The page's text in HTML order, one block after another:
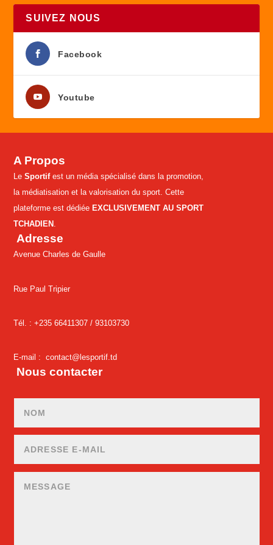
SUIVEZ NOUS
Facebook
Youtube
A Propos
LeSportifest un média spécialisé dans la promotion,
la médiatisation et la valorisation du sport. Cette
plateforme est dédiée EXCLUSIVEMENT AU SPORT
TCHADIEN .
Adresse
Avenue Charles de Gaulle
Rue Paul Tripier
Tél. : +235 66411307 /93103730
E-mail :contact@lesportif.td
Nous contacter